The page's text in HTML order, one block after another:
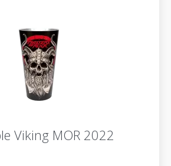
Viking MOR 2022